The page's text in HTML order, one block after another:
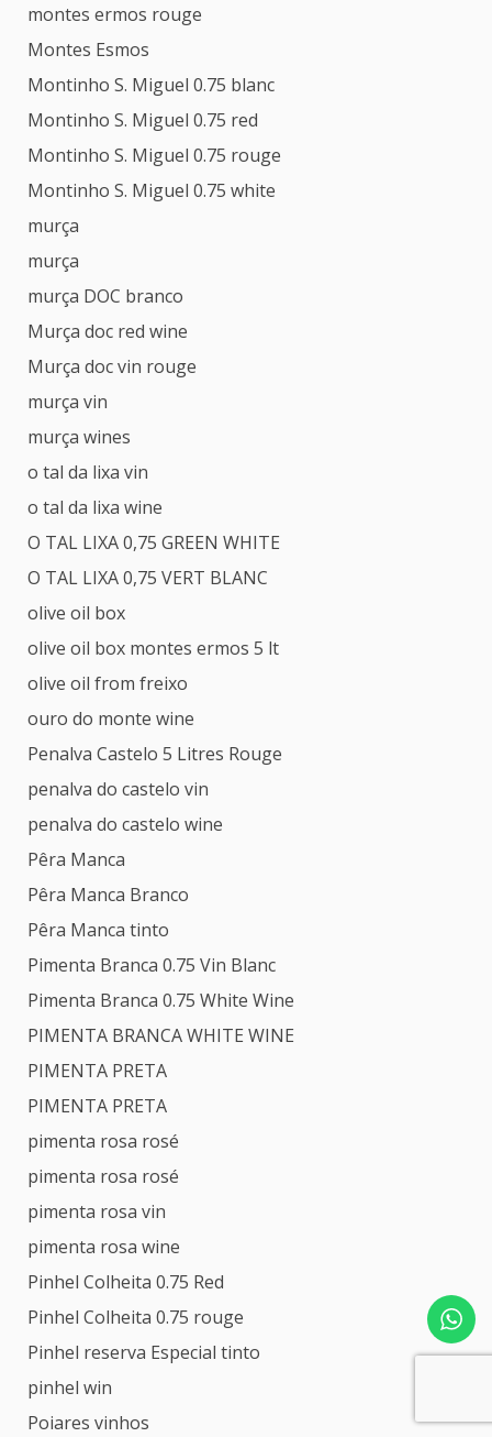
montes ermos rouge
Montes Esmos
Montinho S. Miguel 0.75 blanc
Montinho S. Miguel 0.75 red
Montinho S. Miguel 0.75 rouge
Montinho S. Miguel 0.75 white
murça
murça
murça DOC branco
Murça doc red wine
Murça doc vin rouge
murça vin
murça wines
o tal da lixa vin
o tal da lixa wine
O TAL LIXA 0,75 GREEN WHITE
O TAL LIXA 0,75 VERT BLANC
olive oil box
olive oil box montes ermos 5 lt
olive oil from freixo
ouro do monte wine
Penalva Castelo 5 Litres Rouge
penalva do castelo vin
penalva do castelo wine
Pêra Manca
Pêra Manca Branco
Pêra Manca tinto
Pimenta Branca 0.75 Vin Blanc
Pimenta Branca 0.75 White Wine
PIMENTA BRANCA WHITE WINE
PIMENTA PRETA
PIMENTA PRETA
pimenta rosa rosé
pimenta rosa rosé
pimenta rosa vin
pimenta rosa wine
Pinhel Colheita 0.75 Red
Pinhel Colheita 0.75 rouge
Pinhel reserva Especial tinto
pinhel win
Poiares vinhos